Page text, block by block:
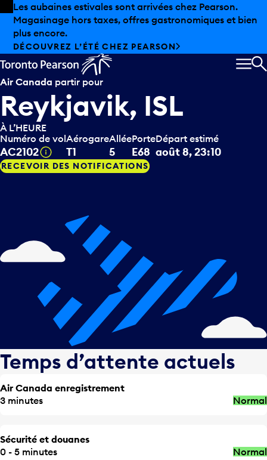
Skip to offers
Passer au contenu principal
Les aubaines estivales sont arrivées chez Pearson.
Magasinage hors taxes, offres gastronomiques et bien
plus encore.
DÉCOUVREZ L’ÉTÉ CHEZ PEARSON
Air Canada partir pour
Reykjavik, ISL
À L’HEURE
Numéro de vol
AC2102 Infobulle
Aérogare
T1
Allée
5
Porte
E68
Départ estimé
août 8, 23:10
RECEVOIR DES NOTIFICATIONS
Temps d’attente actuels
Air Canada enregistrement
3 minutes
Normal
Sécurité et douanes
0 - 5 minutes
Normal